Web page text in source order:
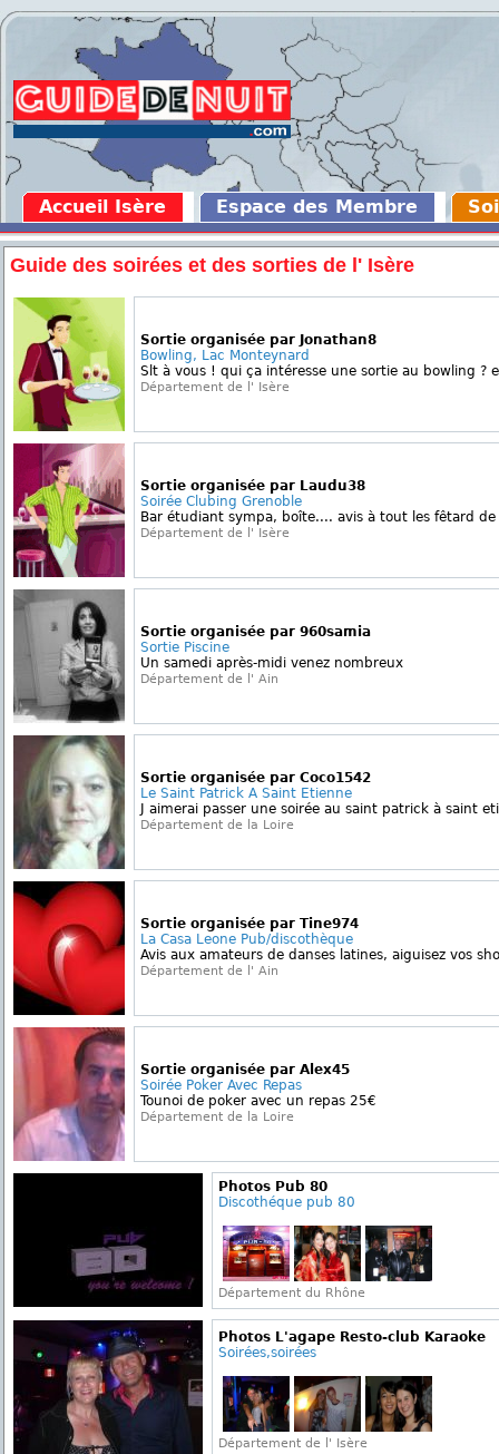
Accueil Isère Espace des Membre
Guide des soirées et des sorties de l' Isère
Sortie organisée par Jonathan8
Bowling, Lac Monteynard
Slt à vous ! qui ça intéresse une sortie au bowling ?
Département de l' Isère
Sortie organisée par Laudu38
Soirée Clubing Grenoble
Bar étudiant sympa, boîte.... avis à tout les fêtard
Département de l' Isère
Sortie organisée par 960samia
Sortie Piscine
Un samedi après-midi venez nombreux
Département de l' Ain
Sortie organisée par Coco1542
Le Saint Patrick A Saint Etienne
J aimerai passer une soirée au saint patrick à saint
Département de la Loire
Sortie organisée par Tine974
La Casa Leone Pub/discothèque
Avis aux amateurs de danses latines, aiguisez vos
Département de l' Ain
Sortie organisée par Alex45
Soirée Poker Avec Repas
Tounoi de poker avec un repas 25€
Département de la Loire
Photos Pub 80
Discothéque pub 80
Département du Rhône
Photos L'agape Resto-club Karaoke
Soirées,soirées
Département de l' Isère